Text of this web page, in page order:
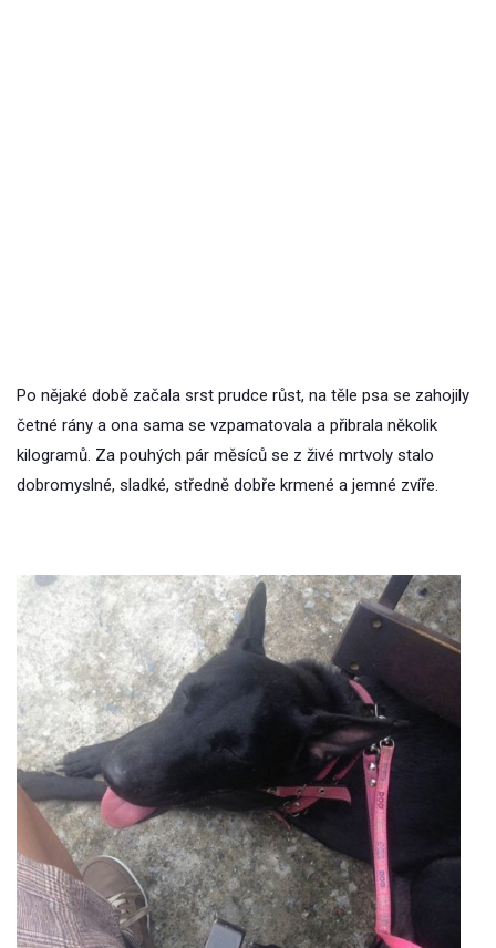
Po nějaké době začala srst prudce růst, na těle psa se zahojily
četné rány a ona sama se vzpamatovala a přibrala několik
kilogramů. Za pouhých pár měsíců se z živé mrtvoly stalo
dobromyslné, sladké, středně dobře krmené a jemné zvíře.